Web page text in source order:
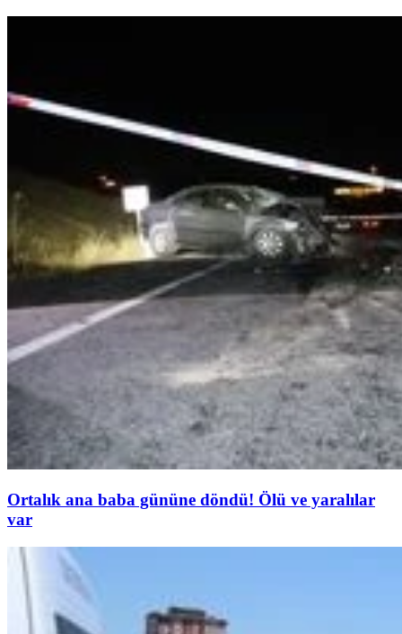
Ortalık ana baba gününe döndü! Ölü ve yaralılar
var